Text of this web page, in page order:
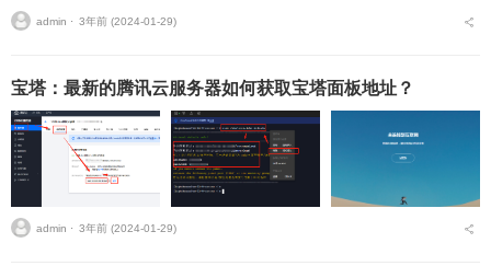
的）得到一个sql后缀名的数据库文件，同样下载到本地。2、用ftp软
件把老...
admin ⋅ 3年前 (2024-01-29)
宝塔：最新的腾讯云服务器如何获取宝塔面板地址？
admin ⋅ 3年前 (2024-01-29)